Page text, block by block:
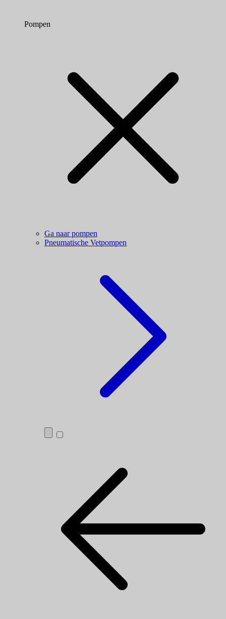
Pompen
Ga naar pompen
Pneumatische Vetpompen